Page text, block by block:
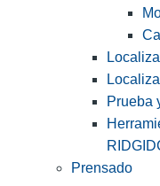
Prueba
Prensado